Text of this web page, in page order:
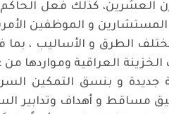
العشرين، كذلك فعل
المستشارين و الموظفين
الطرق و الأساليب ،
العراقية ومواردها
و بنسق التمكين
مساقط و أهداف وتدابير